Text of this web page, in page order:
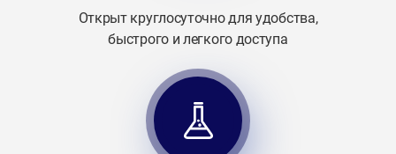
Открыт круглосуточно для удобства,
быстрого и легкого доступа